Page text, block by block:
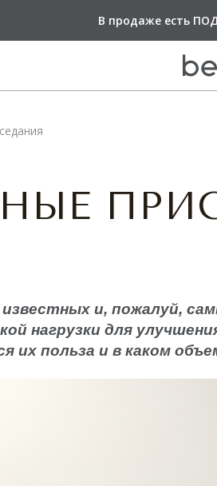
Доставка от
В продаже есть
Оплачивайте покупки
Спортивные бра
Майки
Свитшоты
и, пожалуй,
нагрузки для
их польза и в каком